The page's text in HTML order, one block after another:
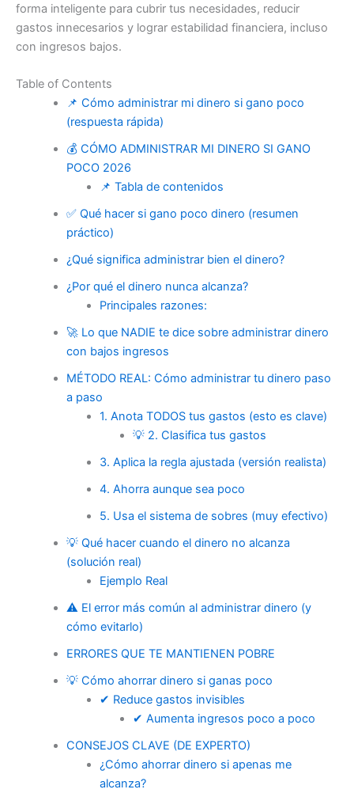
forma inteligente para cubrir tus necesidades, reducir
gastos innecesarios y lograr estabilidad financiera, incluso
con ingresos bajos.
Table of Contents
📌 Cómo administrar mi dinero si gano poco
(respuesta rápida)
💰 CÓMO ADMINISTRAR MI DINERO SI GANO
POCO 2026
📌 Tabla de contenidos
✅ Qué hacer si gano poco dinero (resumen
práctico)
¿Qué significa administrar bien el dinero?
¿Por qué el dinero nunca alcanza?
Principales razones:
🚀 Lo que NADIE te dice sobre administrar dinero
con bajos ingresos
MÉTODO REAL: Cómo administrar tu dinero paso
a paso
1. Anota TODOS tus gastos (esto es clave)
💡 2. Clasifica tus gastos
3. Aplica la regla ajustada (versión realista)
4. Ahorra aunque sea poco
5. Usa el sistema de sobres (muy efectivo)
💡 Qué hacer cuando el dinero no alcanza
(solución real)
Ejemplo Real
⚠️ El error más común al administrar dinero (y
cómo evitarlo)
ERRORES QUE TE MANTIENEN POBRE
💡 Cómo ahorrar dinero si ganas poco
✔ Reduce gastos invisibles
✔ Aumenta ingresos poco a poco
CONSEJOS CLAVE (DE EXPERTO)
¿Cómo ahorrar dinero si apenas me
alcanza?